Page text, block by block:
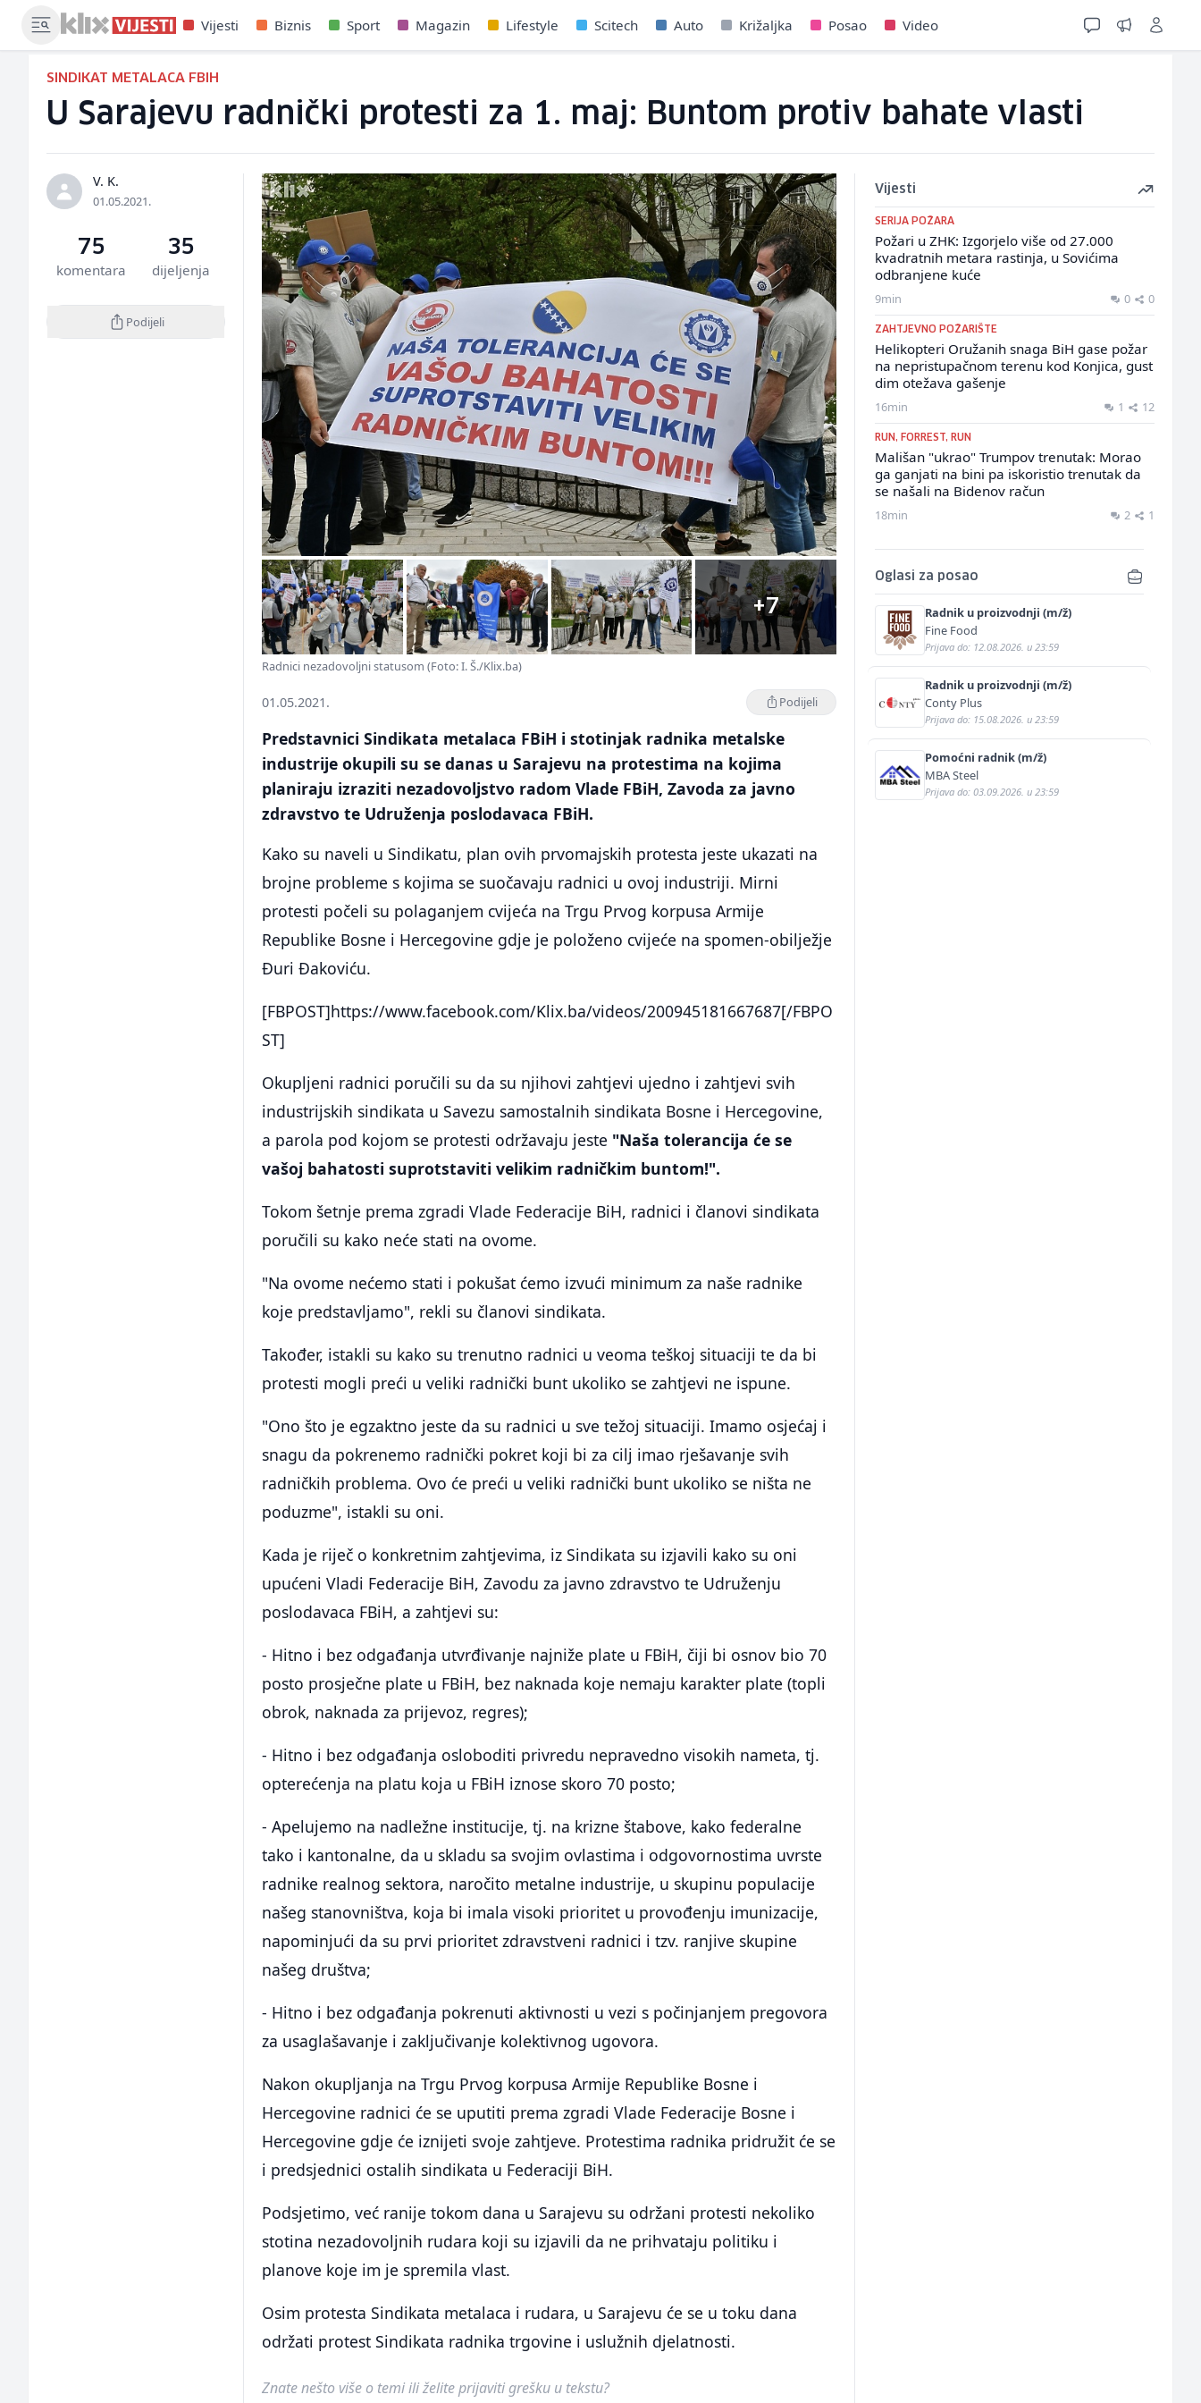
Vijesti Biznis Sport Magazin Lifestyle Scitech Auto Križaljka Posao Video
SINDIKAT METALACA FBIH
U Sarajevu radnički protesti za 1. maj: Buntom protiv bahate vlasti
V. K.
01.05.2021.
75
komentara
35
dijeljenja
Podijeli
+7
Radnici nezadovoljni statusom (Foto: I. Š./Klix.ba)
01.05.2021. Podijeli
Predstavnici Sindikata metalaca FBiH i stotinjak radnika metalske
industrije okupili su se danas u Sarajevu na protestima na kojima
planiraju izraziti nezadovoljstvo radom Vlade FBiH, Zavoda za javno
zdravstvo te Udruženja poslodavaca FBiH.
Kako su naveli u Sindikatu, plan ovih prvomajskih protesta jeste ukazati na
brojne probleme s kojima se suočavaju radnici u ovoj industriji. Mirni
protesti počeli su polaganjem cvijeća na Trgu Prvog korpusa Armije
Republike Bosne i Hercegovine gdje je položeno cvijeće na spomen-obilježje
Đuri Đakoviću.
[FBPOST]https://www.facebook.com/Klix.ba/videos/200945181667687[/FBPO
ST]
Okupljeni radnici poručili su da su njihovi zahtjevi ujedno i zahtjevi svih
industrijskih sindikata u Savezu samostalnih sindikata Bosne i Hercegovine,
a parola pod kojom se protesti održavaju jeste "Naša tolerancija će se
vašoj bahatosti suprotstaviti velikim radničkim buntom!".
Tokom šetnje prema zgradi Vlade Federacije BiH, radnici i članovi sindikata
poručili su kako neće stati na ovome.
"Na ovome nećemo stati i pokušat ćemo izvući minimum za naše radnike
koje predstavljamo", rekli su članovi sindikata.
Također, istakli su kako su trenutno radnici u veoma teškoj situaciji te da bi
protesti mogli preći u veliki radnički bunt ukoliko se zahtjevi ne ispune.
"Ono što je egzaktno jeste da su radnici u sve težoj situaciji. Imamo osjećaj i
snagu da pokrenemo radnički pokret koji bi za cilj imao rješavanje svih
radničkih problema. Ovo će preći u veliki radnički bunt ukoliko se ništa ne
poduzme", istakli su oni.
Kada je riječ o konkretnim zahtjevima, iz Sindikata su izjavili kako su oni
upućeni Vladi Federacije BiH, Zavodu za javno zdravstvo te Udruženju
poslodavaca FBiH, a zahtjevi su:
- Hitno i bez odgađanja utvrđivanje najniže plate u FBiH, čiji bi osnov bio 70
posto prosječne plate u FBiH, bez naknada koje nemaju karakter plate (topli
obrok, naknada za prijevoz, regres);
- Hitno i bez odgađanja osloboditi privredu nepravedno visokih nameta, tj.
opterećenja na platu koja u FBiH iznose skoro 70 posto;
- Apelujemo na nadležne institucije, tj. na krizne štabove, kako federalne
tako i kantonalne, da u skladu sa svojim ovlastima i odgovornostima uvrste
radnike realnog sektora, naročito metalne industrije, u skupinu populacije
našeg stanovništva, koja bi imala visoki prioritet u provođenju imunizacije,
napominjući da su prvi prioritet zdravstveni radnici i tzv. ranjive skupine
našeg društva;
- Hitno i bez odgađanja pokrenuti aktivnosti u vezi s počinjanjem pregovora
za usaglašavanje i zaključivanje kolektivnog ugovora.
Nakon okupljanja na Trgu Prvog korpusa Armije Republike Bosne i
Hercegovine radnici će se uputiti prema zgradi Vlade Federacije Bosne i
Hercegovine gdje će iznijeti svoje zahtjeve. Protestima radnika pridružit će se
i predsjednici ostalih sindikata u Federaciji BiH.
Podsjetimo, već ranije tokom dana u Sarajevu su održani protesti nekoliko
stotina nezadovoljnih rudara koji su izjavili da ne prihvataju politiku i
planove koje im je spremila vlast.
Osim protesta Sindikata metalaca i rudara, u Sarajevu će se u toku dana
održati protest Sindikata radnika trgovine i uslužnih djelatnosti.
Znate nešto više o temi ili želite prijaviti grešku u tekstu?
Vijesti
SERIJA POŽARA
Požari u ZHK: Izgorjelo više od 27.000
kvadratnih metara rastinja, u Sovićima
odbranjene kuće
9min 0 0
ZAHTJEVNO POŽARIŠTE
Helikopteri Oružanih snaga BiH gase požar
na nepristupačnom terenu kod Konjica, gust
dim otežava gašenje
16min 1 12
RUN, FORREST, RUN
Mališan "ukrao" Trumpov trenutak: Morao
ga ganjati na bini pa iskoristio trenutak da
se našali na Bidenov račun
18min 2 1
Oglasi za posao
Radnik u proizvodnji (m/ž)
Fine Food
Prijava do: 12.08.2026. u 23:59
Radnik u proizvodnji (m/ž)
Conty Plus
Prijava do: 15.08.2026. u 23:59
Pomoćni radnik (m/ž)
MBA Steel
Prijava do: 03.09.2026. u 23:59